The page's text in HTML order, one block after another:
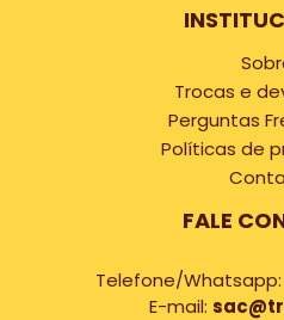
Trocas e
Perguntas
Políticas de
FALE
Telefone/Whatsapp:
E-mail: